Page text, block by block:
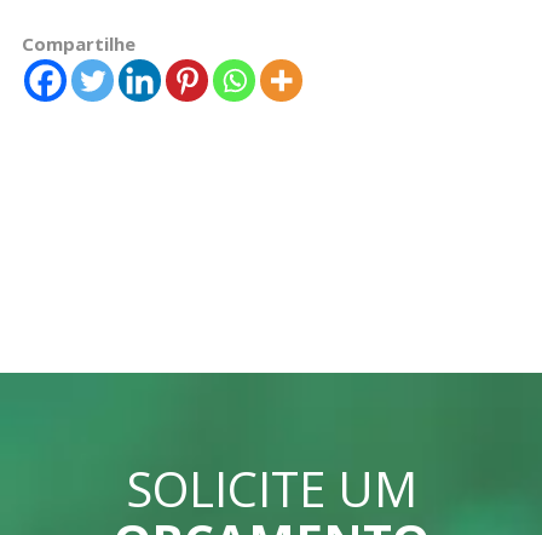
Compartilhe
SOLICITE UM